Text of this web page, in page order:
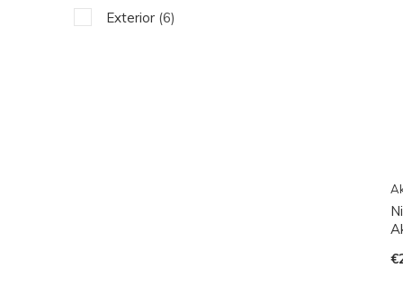
Exterior (6)